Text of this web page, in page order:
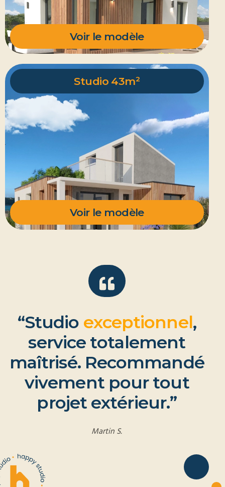
Voir le modèle
Studio 43m²
Voir le modèle
“Studio exceptionnel,
service totalement
maîtrisé. Recommandé
vivement pour tout
projet extérieur.”
Martin S.